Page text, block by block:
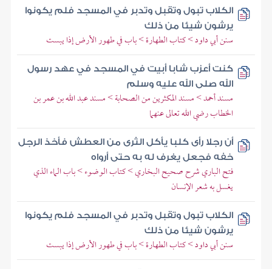
الكلاب تبول وتقبل وتدبر في المسجد فلم يكونوا
يرشون شيئا من ذلك
سنن أبي داود > كتاب الطهارة > باب في طهور الأرض إذا يبست
كنت أعزب شابا أبيت في المسجد في عهد رسول
الله صلى الله عليه وسلم
مسند أحمد > مسند المكثرين من الصحابة > مسند عبد الله بن عمر بن
الخطاب رضي الله تعالى عنهما
أن رجلا رأى كلبا يأكل الثرى من العطش فأخذ الرجل
خفه فجعل يغرف له به حتى أرواه
فتح الباري شرح صحيح البخاري > كتاب الوضوء > باب الماء الذي
يغسل به شعر الإنسان
الكلاب تبول وتقبل وتدبر في المسجد فلم يكونوا
يرشون شيئا من ذلك
سنن أبي داود > كتاب الطهارة > باب في طهور الأرض إذا يبست